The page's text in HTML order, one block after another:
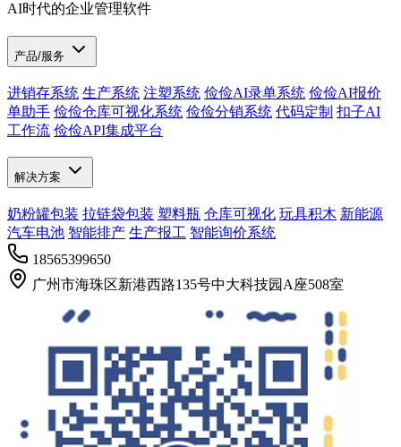
AI时代的企业管理软件
产品/服务
进销存系统 生产系统 注塑系统 俭俭AI录单系统 俭俭AI报价
单助手 俭俭仓库可视化系统 俭俭分销系统 代码定制 扣子AI
工作流 俭俭API集成平台
解决方案
奶粉罐包装 拉链袋包装 塑料瓶 仓库可视化 玩具积木 新能源
汽车电池 智能排产 生产报工 智能询价系统
18565399650
广州市海珠区新港西路135号中大科技园A座508室